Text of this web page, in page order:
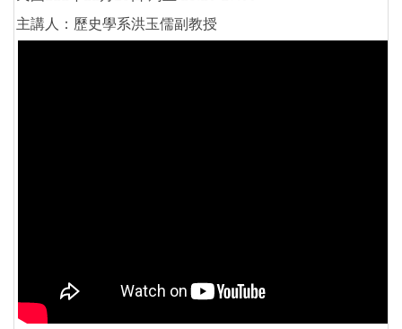
主講人：歷史學系洪玉儒副教授